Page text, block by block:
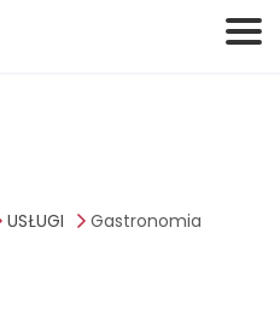
USŁUGI Gastronomia